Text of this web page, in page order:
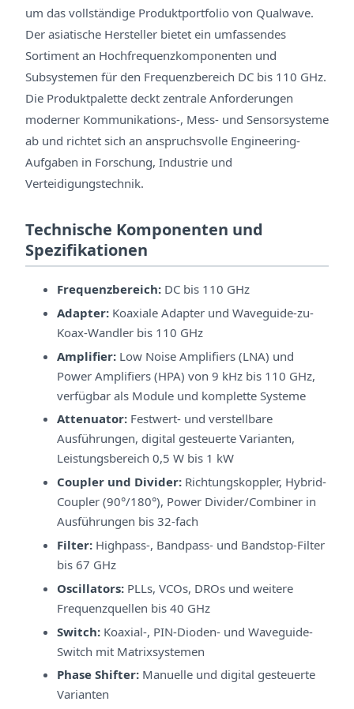
um das vollständige Produktportfolio von Qualwave.
Der asiatische Hersteller bietet ein umfassendes
Sortiment an Hochfrequenzkomponenten und
Subsystemen für den Frequenzbereich DC bis 110 GHz.
Die Produktpalette deckt zentrale Anforderungen
moderner Kommunikations-, Mess- und Sensorsysteme
ab und richtet sich an anspruchsvolle Engineering-
Aufgaben in Forschung, Industrie und
Verteidigungstechnik.
Technische Komponenten und
Spezifikationen
Frequenzbereich: DC bis 110 GHz
Adapter: Koaxiale Adapter und Waveguide-zu-
Koax-Wandler bis 110 GHz
Amplifier: Low Noise Amplifiers (LNA) und
Power Amplifiers (HPA) von 9 kHz bis 110 GHz,
verfügbar als Module und komplette Systeme
Attenuator: Festwert- und verstellbare
Ausführungen, digital gesteuerte Varianten,
Leistungsbereich 0,5 W bis 1 kW
Coupler und Divider: Richtungskoppler, Hybrid-
Coupler (90°/180°), Power Divider/Combiner in
Ausführungen bis 32-fach
Filter: Highpass-, Bandpass- und Bandstop-Filter
bis 67 GHz
Oscillators: PLLs, VCOs, DROs und weitere
Frequenzquellen bis 40 GHz
Switch: Koaxial-, PIN-Dioden- und Waveguide-
Switch mit Matrixsystemen
Phase Shifter: Manuelle und digital gesteuerte
Varianten